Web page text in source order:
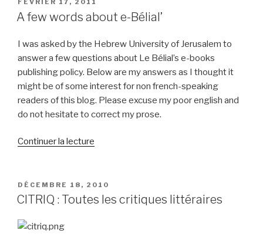
LE
A few words about e-Bélial’
I was asked by the Hebrew University of Jerusalem to
answer a few questions about Le Bélial’s e-books
publishing policy. Below are my answers as I thought it
might be of some interest for non french-speaking
readers of this blog. Please excuse my poor english and
do not hesitate to correct my prose.
Continuer la lecture
words
about
PUBLIÉ
LE
DÉCEMBRE 18, 2010
CITRIQ : Toutes les critiques littéraires